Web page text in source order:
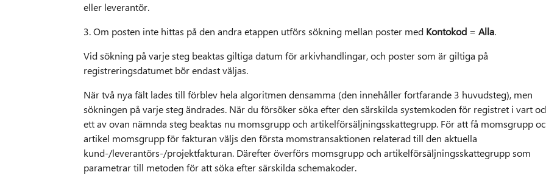
eller leverantör.
3. Om posten inte hittas på den andra etappen utförs sökning mellan poster med Kontokod = Alla.
Vid sökning på varje steg beaktas giltiga datum för arkivhandlingar, och poster som är giltiga på
registreringsdatumet bör endast väljas.
När två nya fält lades till förblev hela algoritmen densamma (den innehåller fortfarande 3 huvudsteg), men
sökningen på varje steg ändrades. När du försöker söka efter den särskilda systemkoden för registret i vart
ett av ovan nämnda steg beaktas nu momsgrupp och artikelförsäljningsskattegrupp. För att få momsgrupp
artikel momsgrupp för fakturan väljs den första momstransaktionen relaterad till den aktuella
kund-/leverantörs-/projektfakturan. Därefter överförs momsgrupp och artikelförsäljningsskattegrupp som
parametrar till metoden för att söka efter särskilda schemakoder.